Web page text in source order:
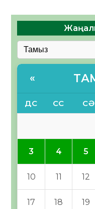
«
ДС СС СӘ
3 4 5
10 11 12
17 18 19